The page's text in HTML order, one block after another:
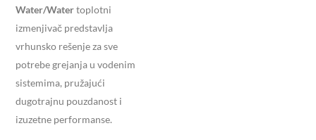
Water/Watertoplotni
izmenjivač predstavlja
vrhunsko rešenje za sve
potrebe grejanja u vodenim
sistemima, pružajući
dugotrajnu pouzdanost i
izuzetne performanse.